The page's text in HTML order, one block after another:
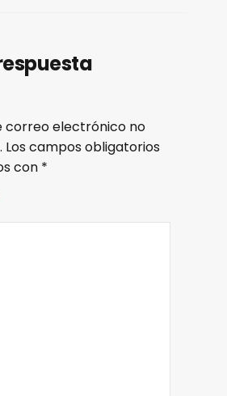
correo electrónico no
Los campos obligatorios
con *